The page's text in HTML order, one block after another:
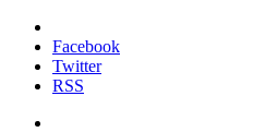
Facebook
Twitter
RSS